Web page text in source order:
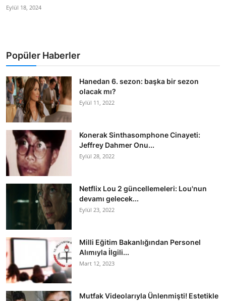
Eylül 18, 2024
Popüler Haberler
Hanedan 6. sezon: başka bir sezon
olacak mı?
Eylül 11, 2022
Konerak Sinthasomphone Cinayeti:
Jeffrey Dahmer Onu...
Eylül 28, 2022
Netflix Lou 2 güncellemeleri: Lou'nun
devamı gelecek...
Eylül 23, 2022
Milli Eğitim Bakanlığından Personel
Alımıyla İlgili...
Mart 12, 2023
Mutfak Videolarıyla Ünlenmişti! Estetikle